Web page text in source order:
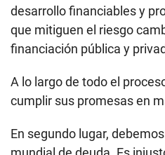
desarrollo financiables y
que mitiguen el riesgo
financiación pública y
A lo largo de todo el
cumplir sus promesas en
En segundo lugar,